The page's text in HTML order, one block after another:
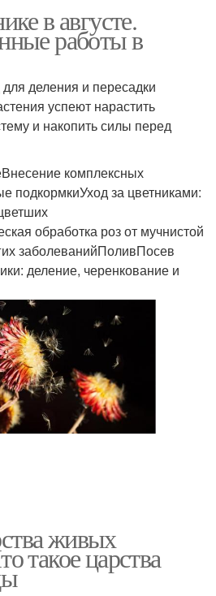
в августе.
работы в
деления и пересадки
успеют нарастить
и накопить силы перед
комплексных
подкормкиУход за цветниками:
обработка роз от мучнистой
заболеванийПоливПосев
деление, черенкование и
живых
такое царства